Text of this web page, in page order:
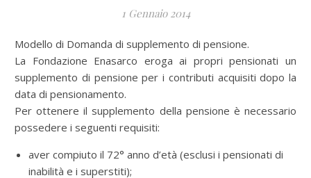
1 Gennaio 2014
Modello di Domanda di supplemento di pensione.
La Fondazione Enasarco eroga ai propri pensionati un
supplemento di pensione per i contributi acquisiti dopo la
data di pensionamento.
Per ottenere il supplemento della pensione è necessario
possedere i seguenti requisiti:
aver compiuto il 72° anno d’età (esclusi i pensionati di
inabilità e i superstiti);